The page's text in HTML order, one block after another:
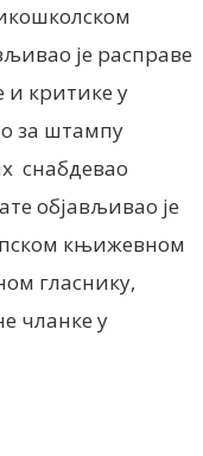
је расправе
и критике у
за штампу
снабдевао
објављивао је
књижевном
гласнику,
чланке у